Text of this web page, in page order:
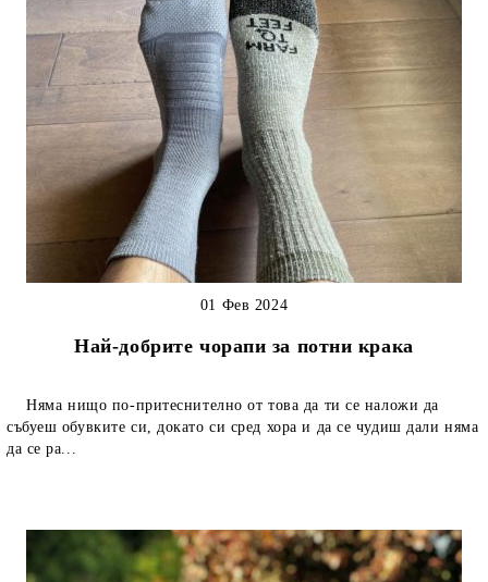
Най-добрите чорапи за потни крака
01 Фев 2024
Няма нищо по-притеснително от това да ти се наложи да
събуеш обувките си, докато си сред хора и да се чудиш дали няма
да се ра...